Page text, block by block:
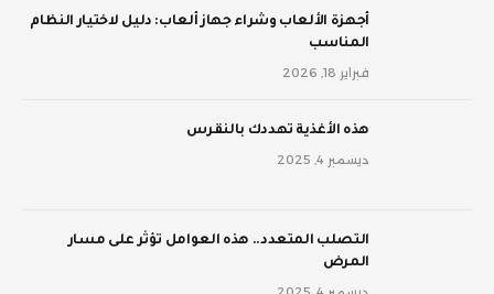
أجهزة الألعاب وشراء جهاز ألعاب: دليل لاختيار النظام
المناسب
فبراير 18, 2026
‫هذه الأغذية تهددك بالنقرس
ديسمبر 4, 2025
‫التصلب المتعدد.. هذه العوامل تؤثر على مسار
المرض